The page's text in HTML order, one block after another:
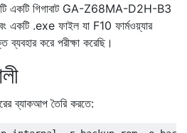
একটি গিগাবাট GA-Z68MA-D2H-B3
একটি .exe ফাইল যা F10 ফার্মওয়্যার
ব্যবহার করে পরীক্ষা করেছি।
ব্যাকআপ তৈরি করতে: